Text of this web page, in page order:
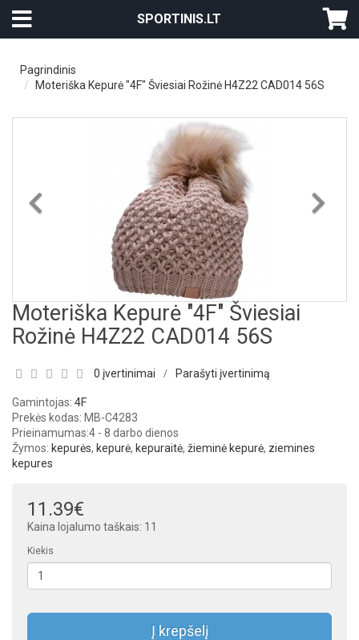
SPORTINIS.LT
Pagrindinis
Moteriška Kepurė "4F" Šviesiai Rožinė H4Z22 CAD014 56S
Moteriška Kepurė "4F" Šviesiai
Rožinė H4Z22 CAD014 56S
0 įvertinimai / Parašyti įvertinimą
Gamintojas: 4F
Prekės kodas: MB-C4283
Prieinamumas:4 - 8 darbo dienos
Žymos: kepurės, kepurė, kepuraitė, žieminė kepurė, ziemines
kepures
11.39€
Kaina lojalumo taškais: 11
Kiekis
Į krepšelį